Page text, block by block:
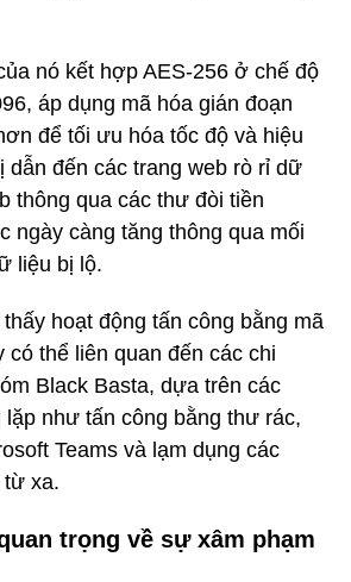
nó kết hợp AES-256 ở chế độ
áp dụng mã hóa gián đoạn
để tối ưu hóa tốc độ và hiệu
dẫn đến các trang web rò rỉ dữ
thông qua các thư đòi tiền
ngày càng tăng thông qua mối
liệu bị lộ.
hoạt động tấn công bằng mã
có thể liên quan đến các chi
Black Basta, dựa trên các
lặp như tấn công bằng thư rác,
Teams và lạm dụng các
từ xa.
trọng về sự xâm phạm